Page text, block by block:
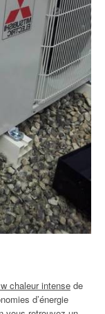
chaleur intense de
d’énergie